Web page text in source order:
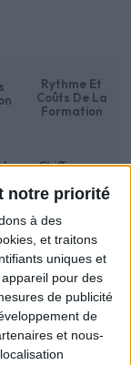
notre priorité
à des
et traitons
uniques et
pour des
de publicité
de
et nous-
Rythme Et
Coûts De La
Formation
Chiffres
heures)